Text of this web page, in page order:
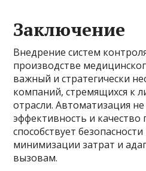
Заключение
Внедрение систем
производстве
важный и стратегически
компаний, стремящихся к
отрасли. Автоматизация
эффективность и качество
способствует
минимизации затрат и
вызовам.